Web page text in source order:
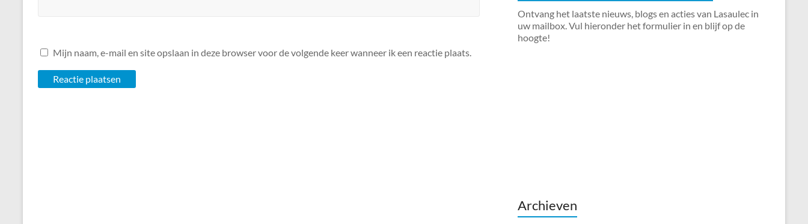
Mijn naam, e-mail en site opslaan in deze browser voor de volgende keer wanneer ik een reactie plaats.
Ontvang het laatste nieuws, blogs en acties van Lasaulec in
uw mailbox. Vul hieronder het formulier in en blijf op de
hoogte!
Archieven